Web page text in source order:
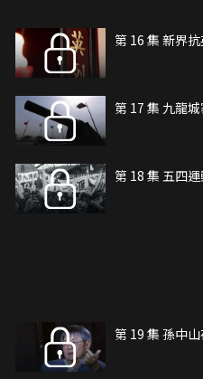
第 16 集 新界
第 17 集 九龍城
第 18 集 五四
第 19 集 孫中